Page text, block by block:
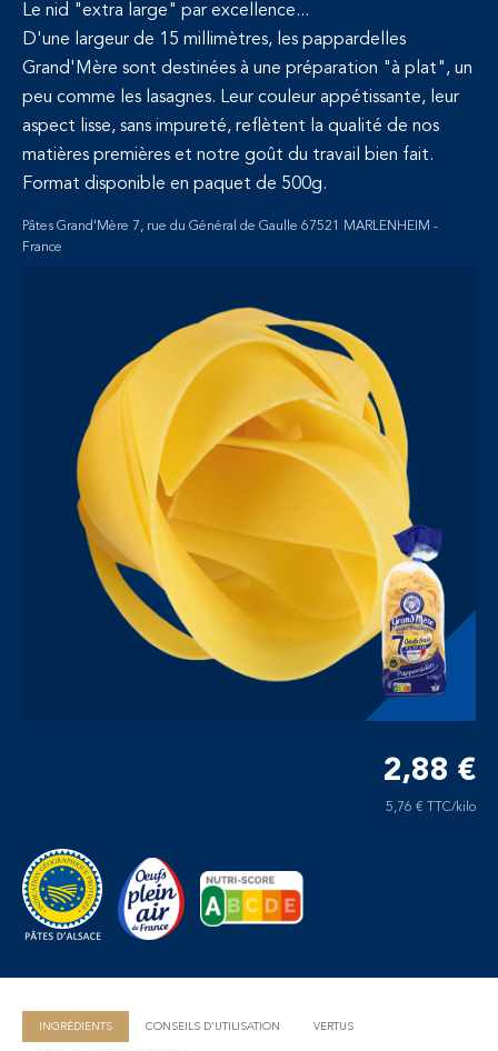
Le nid "extra large" par excellence...
D'une largeur de 15 millimètres, les pappardelles
Grand'Mère sont destinées à une préparation "à plat", un
peu comme les lasagnes. Leur couleur appétissante, leur
aspect lisse, sans impureté, reflètent la qualité de nos
matières premières et notre goût du travail bien fait.
Format disponible en paquet de 500g.
Pâtes Grand'Mère 7, rue du Général de Gaulle 67521 MARLENHEIM -
France
2,88 €
5,76 € TTC/kilo
INGRÉDIENTS CONSEILS D'UTILISATION VERTUS